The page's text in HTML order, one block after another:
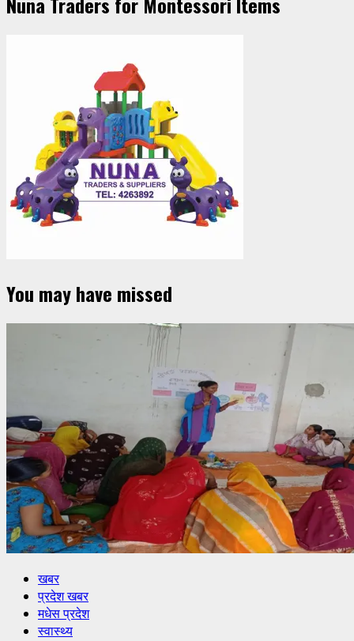
You may have missed
खबर
प्रदेश खबर
मधेस प्रदेश
स्वास्थ्य